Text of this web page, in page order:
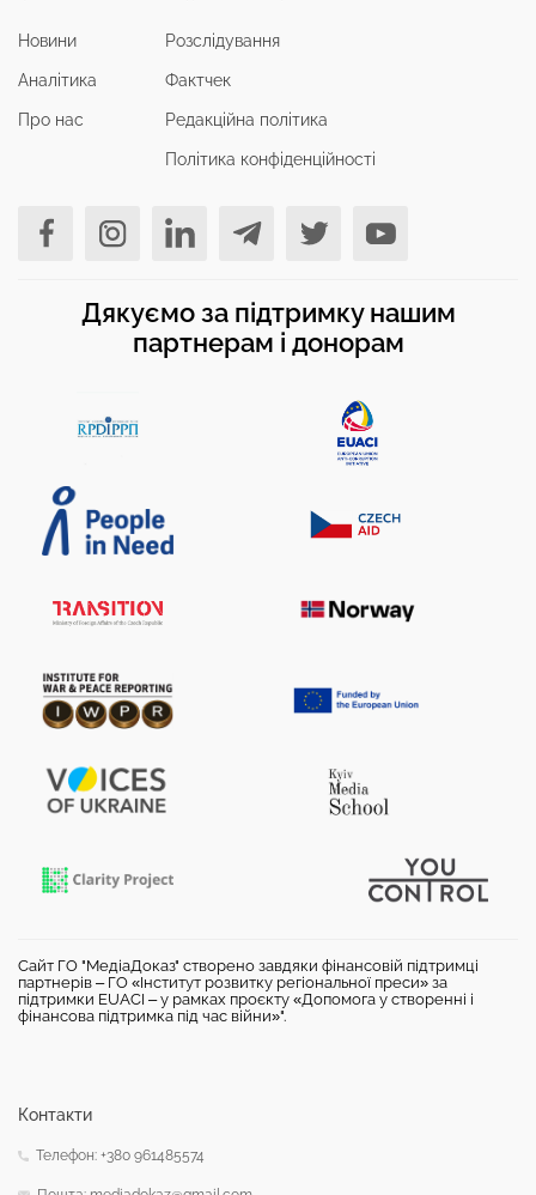
Новини
Аналітика
Про нас
Розслідування
Фактчек
Редакційна політика
Політика конфіденційності
Дякуємо за підтримку нашим
партнерам і донорам
Сайт ГО "МедіаДоказ" створено завдяки фінансовій підтримці
партнерів – ГО «Інститут розвитку регіональної преси» за
підтримки EUACI – у рамках проєкту «Допомога у створенні і
фінансова підтримка під час війни»".
Контакти
Телефон: +380 961485574